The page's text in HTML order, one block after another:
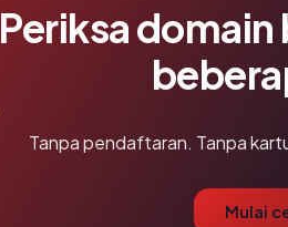
Periksa
Tanpa pendaftaran. Tanpa
Mulai